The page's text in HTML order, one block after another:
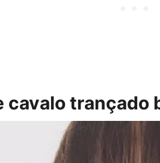
cavalo trançado